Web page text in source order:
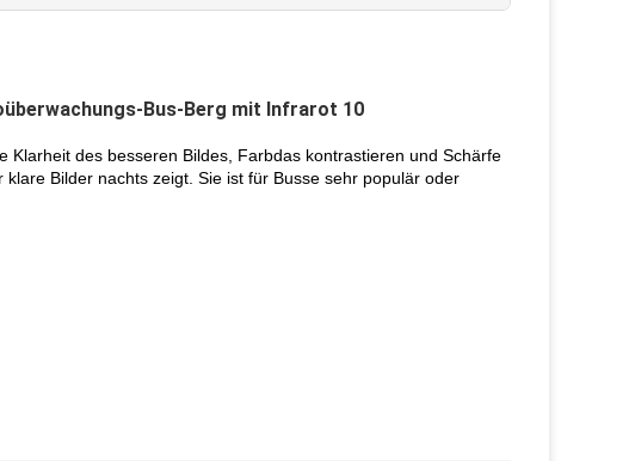
Bus-Berg mit Infrarot 10
des besseren Bildes, Farbdas kontrastieren und Schärfe
Bilder nachts zeigt. Sie ist für Busse sehr populär oder